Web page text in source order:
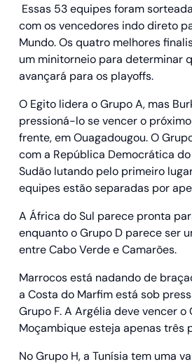
Essas 53 equipes foram
com os vencedores indo direto
Mundo. Os quatro melhores
um minitorneio para determinar
avançará para os playoffs.
O Egito lidera o Grupo A, mas
pressioná-lo se vencer o
frente, em Ouagadougou. O
com a República Democrática do
Sudão lutando pelo primeiro
equipes estão separadas por
A África do Sul parece pronta
enquanto o Grupo D parece ser
entre Cabo Verde e Camarões.
Marrocos está nadando de
a Costa do Marfim está sob
Grupo F. A Argélia deve vencer o
Moçambique esteja apenas três
No Grupo H, a Tunísia tem uma